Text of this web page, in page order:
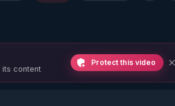
its content
Protect this video